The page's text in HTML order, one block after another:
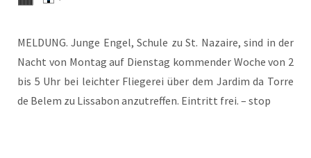
MELDUNG. Jun­ge Engel, Schu­le zu St. Nazai­re, sind in der
Nacht von Mon­tag auf Diens­tag kom­men­der Woche von 2
bis 5 Uhr bei leich­ter Flie­ge­rei über dem Jar­dim da Tor­re
de Belem zu Lis­sa­bon anzu­tref­fen. Ein­tritt frei. – stop